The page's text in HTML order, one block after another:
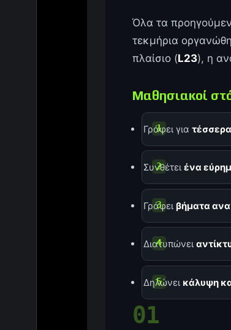
Όλα τα
τεκμήρια
πλαίσιο (L23), η
Μαθησιακοί
Γράφει για
Συνθέτειένα
Γράφειβήματα
Διατυπώνει
Δηλώνει κάλυψη
01